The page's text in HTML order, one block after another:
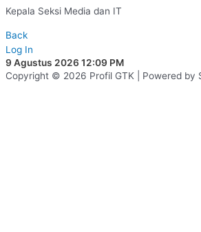
Kepala Seksi Media dan IT
Back
Log In
9 Agustus 2026 12:09 PM
Copyright © 2026 Profil GTK | Powered by